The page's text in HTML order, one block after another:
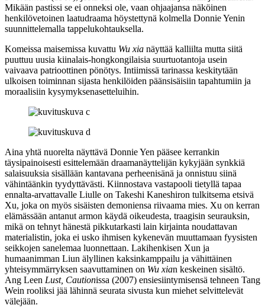
Mikään pastissi se ei onneksi ole, vaan ohjaajansa näköinen
henkilövetoinen laatudraama höystettynä kolmella Donnie Yenin
suunnittelemalla tappelukohtauksella.
Komeissa maisemissa kuvattu Wu xia näyttää kalliilta mutta siitä
puuttuu uusia kiinalais-hongkongilaisia suurtuotantoja usein
vaivaava patrioottinen pönötys. Intiimissä tarinassa keskitytään
ulkoisen toiminnan sijasta henkilöiden päänsisäisiin tapahtumiin ja
moraalisiin kysymyksenasetteluihin.
Aina yhtä nuorelta näyttävä Donnie Yen pääsee kerrankin
täysipainoisesti esittelemään draamanäyttelijän kykyjään synkkiä
salaisuuksia sisällään kantavana perheenisänä ja onnistuu siinä
vähintäänkin tyydyttävästi. Kiinnostava vastapooli tietyllä tapaa
ennalta-arvattavalle Liulle on Takeshi Kaneshiron tulkitsema etsivä
Xu, joka on myös sisäisten demoniensa riivaama mies. Xu on kerran
elämässään antanut armon käydä oikeudesta, traagisin seurauksin,
mikä on tehnyt hänestä pikkutarkasti lain kirjainta noudattavan
materialistin, joka ei usko ihmisen kykenevän muuttamaan fyysisten
seikkojen sanelemaa luonnettaan. Lakihenkisen Xun ja
humaanimman Liun älyllinen kaksinkamppailu ja vähittäinen
yhteisymmärryksen saavuttaminen on Wu xian keskeinen sisältö.
Ang Leen Lust, Cautionissa (2007) ensiesiintymisensä tehneen Tang
Wein rooliksi jää lähinnä seurata sivusta kun miehet selvittelevät
välejään.